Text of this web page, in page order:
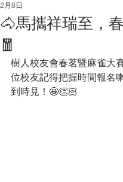
🐴馬攜祥瑞至，
🧧
2月8日
樹人校友會春茗暨麻雀大
位校友記得把握時間報名
到時見！🤩👏🏻